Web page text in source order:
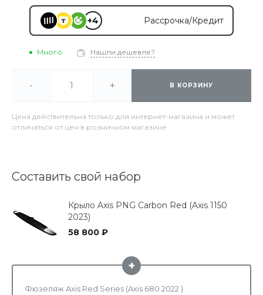
+4 Рассрочка/Кредит
Много Нашли дешевле?
- + В КОРЗИНУ
Цена действительна только для интернет-магазина и может
отличаться от цен в розничном магазине
Составить свой набор
Крыло Axis PNG Carbon Red (Axis 1150
2023)
58 800 ₽
Фюзеляж Axis Red Series (Axis 680 2022 )
+